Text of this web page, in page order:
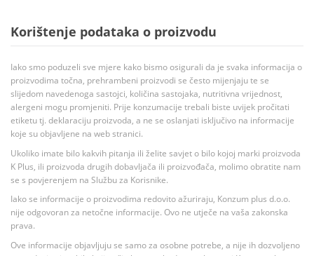
Korištenje podataka o proizvodu
Iako smo poduzeli sve mjere kako bismo osigurali da je svaka informacija o
proizvodima točna, prehrambeni proizvodi se često mijenjaju te se
slijedom navedenoga sastojci, količina sastojaka, nutritivna vrijednost,
alergeni mogu promjeniti. Prije konzumacije trebali biste uvijek pročitati
etiketu tj. deklaraciju proizvoda, a ne se oslanjati isključivo na informacije
koje su objavljene na web stranici.
Ukoliko imate bilo kakvih pitanja ili želite savjet o bilo kojoj marki proizvoda
K Plus, ili proizvoda drugih dobavljača ili proizvođača, molimo obratite nam
se s povjerenjem na Službu za Korisnike.
Iako se informacije o proizvodima redovito ažuriraju, Konzum plus d.o.o.
nije odgovoran za netočne informacije. Ovo ne utječe na vaša zakonska
prava.
Ove informacije objavljuju se samo za osobne potrebe, a nije ih dozvoljeno